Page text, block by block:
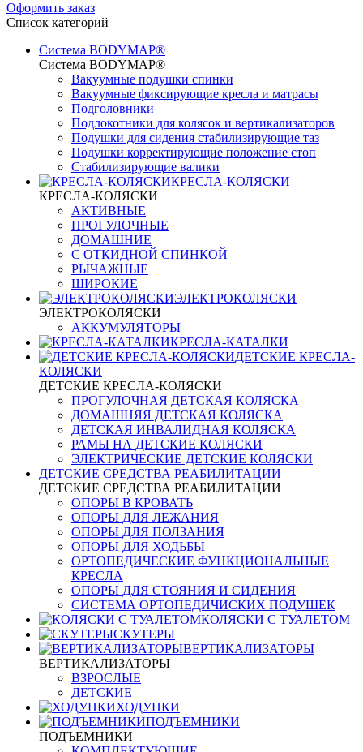
Оформить заказ
Список категорий
Система BODYMAP®
Система BODYMAP®
Вакуумные подушки спинки
Вакуумные фиксирующие кресла и матрасы
Подголовники
Подлокотники для колясок и вертикализаторов
Подушки для сидения стабилизирующие таз
Подушки корректирующие положение стоп
Стабилизирующие валики
КРЕСЛА-КОЛЯСКИ
КРЕСЛА-КОЛЯСКИ
АКТИВНЫЕ
ПРОГУЛОЧНЫЕ
ДОМАШНИЕ
С ОТКИДНОЙ СПИНКОЙ
РЫЧАЖНЫЕ
ШИРОКИЕ
ЭЛЕКТРОКОЛЯСКИ
ЭЛЕКТРОКОЛЯСКИ
АККУМУЛЯТОРЫ
КРЕСЛА-КАТАЛКИ
ДЕТСКИЕ КРЕСЛА-
КОЛЯСКИ
ДЕТСКИЕ КРЕСЛА-КОЛЯСКИ
ПРОГУЛОЧНАЯ ДЕТСКАЯ КОЛЯСКА
ДОМАШНЯЯ ДЕТСКАЯ КОЛЯСКА
ДЕТСКАЯ ИНВАЛИДНАЯ КОЛЯСКА
РАМЫ НА ДЕТСКИЕ КОЛЯСКИ
ЭЛЕКТРИЧЕСКИЕ ДЕТСКИЕ КОЛЯСКИ
ДЕТСКИЕ СРЕДСТВА РЕАБИЛИТАЦИИ
ДЕТСКИЕ СРЕДСТВА РЕАБИЛИТАЦИИ
ОПОРЫ В КРОВАТЬ
ОПОРЫ ДЛЯ ЛЕЖАНИЯ
ОПОРЫ ДЛЯ ПОЛЗАНИЯ
ОПОРЫ ДЛЯ ХОДЬБЫ
ОРТОПЕДИЧЕСКИЕ ФУНКЦИОНАЛЬНЫЕ
КРЕСЛА
ОПОРЫ ДЛЯ СТОЯНИЯ И СИДЕНИЯ
СИСТЕМА ОРТОПЕДИЧИСКИХ ПОДУШЕК
КОЛЯСКИ С ТУАЛЕТОМ
СКУТЕРЫ
ВЕРТИКАЛИЗАТОРЫ
ВЕРТИКАЛИЗАТОРЫ
ВЗРОСЛЫЕ
ДЕТСКИЕ
ХОДУНКИ
ПОДЪЕМНИКИ
ПОДЪЕМНИКИ